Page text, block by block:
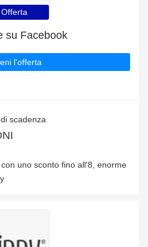
Offerta
su Facebook
l'offerta
scadenza
uno sconto fino all'8, enorme